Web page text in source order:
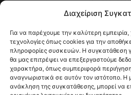
Διαχείριση
Για να παρέχουμε την καλύτερη εμπειρία,
τεχνολογίες όπως cookies για την
πληροφορίες συσκευών. Η συγκατάθεση
θα μας επιτρέψει να επεξεργαστούμε
χαρακτήρα, όπως συμπεριφορά
αναγνωριστικά σε αυτόν τον ιστότοπο. Η
ανάκληση της συγκατάθεσης, μπορεί να
Ηλιούπολης, των δημοτικών
κάτι να πουν.Διαβάστε εδώ
Επικοινωνήστε μαζί μας στο
FOLLOW